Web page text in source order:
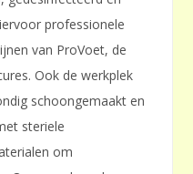
professionele
van ProVoet, de
Ook de werkplek
schoongemaakt en
steriele
om